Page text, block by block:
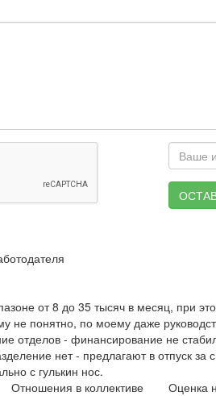
от 8 до 35 тысяч в месяц, при
не понятно, по моему даже
отделов - финансирование не
нет - предлагают в отпуск за
с гулькин нос.
Отношения в коллективе Оценка